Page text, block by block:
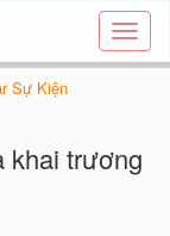
Tạo
thiệp
các
chủ
Sự Kiện
khai trương